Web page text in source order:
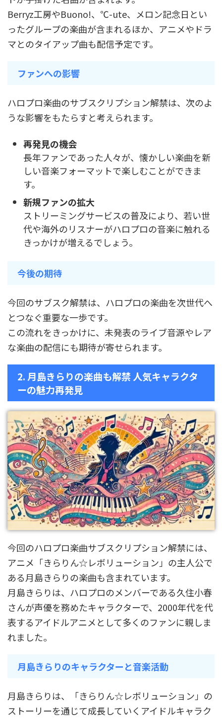
Berryz工房やBuono!、℃-ute、メロン記念日とい
ったグループの楽曲が含まれるほか、アニメやドラ
マとのタイアップ曲も配信予定です。
ファンへの影響
ハロプロ楽曲のサブスクリプション解禁は、次のよ
うな影響をもたらすと考えられます。
再発見の機会
長年ファンであった人々が、懐かしい楽曲を新
しい音楽フォーマットで楽しむことができま
す。
新規ファンの拡大
ストリーミングサービスの普及により、若い世
代や海外のリスナーがハロプロの音楽に触れる
きっかけが増えるでしょう。
今後の期待
今回のサブスク解禁は、ハロプロの楽曲を次世代へ
とつなぐ重要な一歩です。
この流れをきっかけに、未発表のライブ音源やレア
な楽曲の配信にも期待が寄せられます。
2. 月島きらりの楽曲も解禁 人気キャラクタ
ーの魅力再発見
今回のハロプロ楽曲サブスクリプション解禁には、
アニメ「きらりん☆レボリューション」の主人公で
ある月島きらりの楽曲も含まれています。
月島きらりは、ハロプロのメンバーである久住小春
さんが声優を務めたキャラクターで、2000年代を代
表するアイドルアニメとして多くのファンに親しま
れました。
月島きらりのキャラクターと音楽活動
月島きらりは、「きらりん☆レボリューション」の
ストーリーを通じて成長していくアイドルキャラク